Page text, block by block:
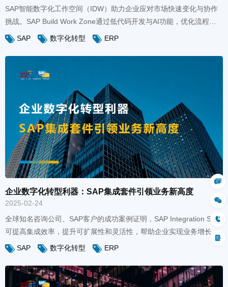
生态。
SAP 数字化转型 ERP
企业数字化转型利器：SAP集成套件引领业务新高度
2025-02-24
SAP 数字化转型 ERP